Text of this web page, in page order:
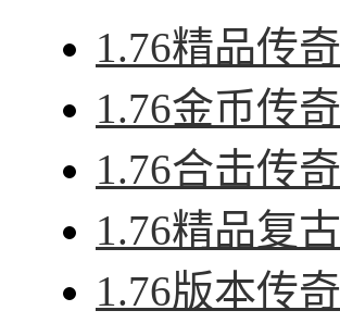
1.76精品传奇
1.76金币传奇
1.76合击传奇
1.76精品复古
1.76版本传奇